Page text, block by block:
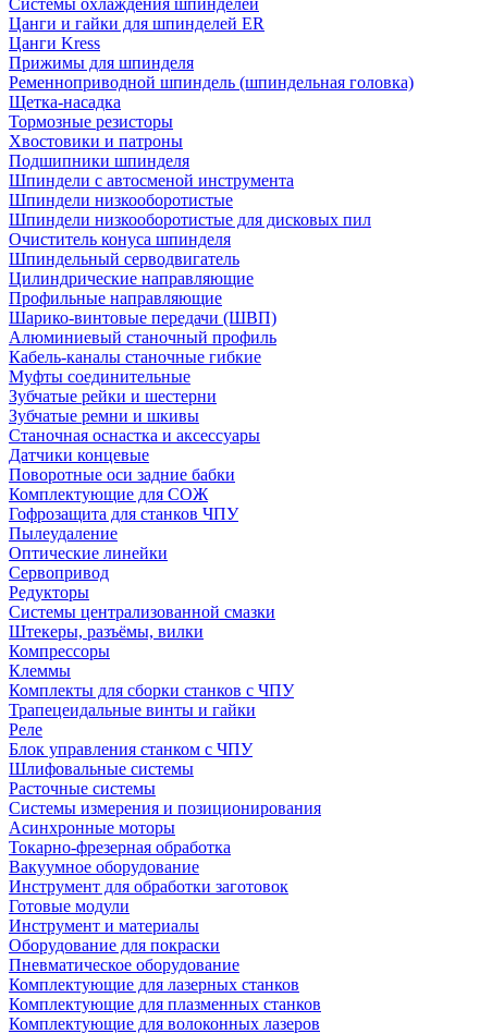
Цанги и гайки для шпинделей ER
Цанги Kress
Прижимы для шпинделя
Ременноприводной шпиндель (шпиндельная головка)
Щетка-насадка
Тормозные резисторы
Хвостовики и патроны
Подшипники шпинделя
Шпиндели с автосменой инструмента
Шпиндели низкооборотистые
Шпиндели низкооборотистые для дисковых пил
Очиститель конуса шпинделя
Шпиндельный серводвигатель
Цилиндрические направляющие
Профильные направляющие
Шарико-винтовые передачи (ШВП)
Алюминиевый станочный профиль
Кабель-каналы станочные гибкие
Муфты соединительные
Зубчатые рейки и шестерни
Зубчатые ремни и шкивы
Станочная оснастка и аксессуары
Датчики концевые
Поворотные оси задние бабки
Комплектующие для СОЖ
Гофрозащита для станков ЧПУ
Пылеудаление
Оптические линейки
Сервопривод
Редукторы
Системы централизованной смазки
Штекеры, разъёмы, вилки
Компрессоры
Клеммы
Комплекты для сборки станков с ЧПУ
Трапецеидальные винты и гайки
Реле
Блок управления станком с ЧПУ
Шлифовальные системы
Расточные системы
Системы измерения и позиционирования
Асинхронные моторы
Токарно-фрезерная обработка
Вакуумное оборудование
Инструмент для обработки заготовок
Готовые модули
Инструмент и материалы
Оборудование для покраски
Пневматическое оборудование
Комплектующие для лазерных станков
Комплектующие для плазменных станков
Комплектующие для волоконных лазеров